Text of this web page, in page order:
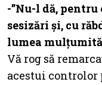
-”Nu-l dă,
sesizări și, cu
lumea
Vă rog să
acestui